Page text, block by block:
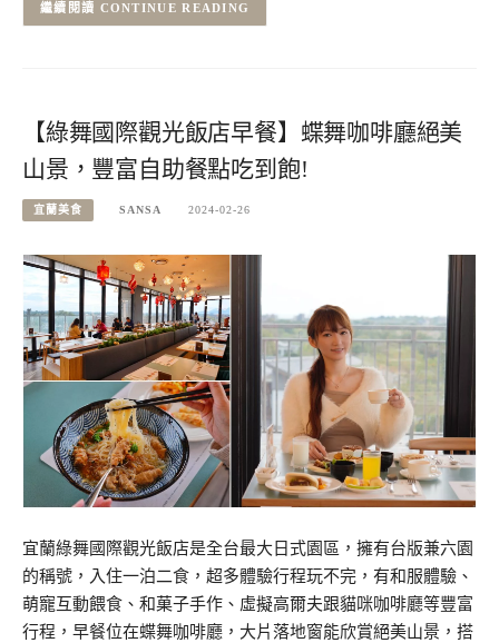
CONTINUE READING
【綠舞國際觀光飯店早餐】蝶舞咖啡廳絕美
山景，豐富自助餐點吃到飽!
宜蘭美食 SANSA 2024-02-26
宜蘭綠舞國際觀光飯店是全台最大日式園區，擁有台版兼六園
的稱號，入住一泊二食，超多體驗行程玩不完，有和服體驗、
萌寵互動餵食、和菓子手作、虛擬高爾夫跟貓咪咖啡廳等豐富
行程，早餐位在蝶舞咖啡廳，大片落地窗能欣賞絕美山景，搭